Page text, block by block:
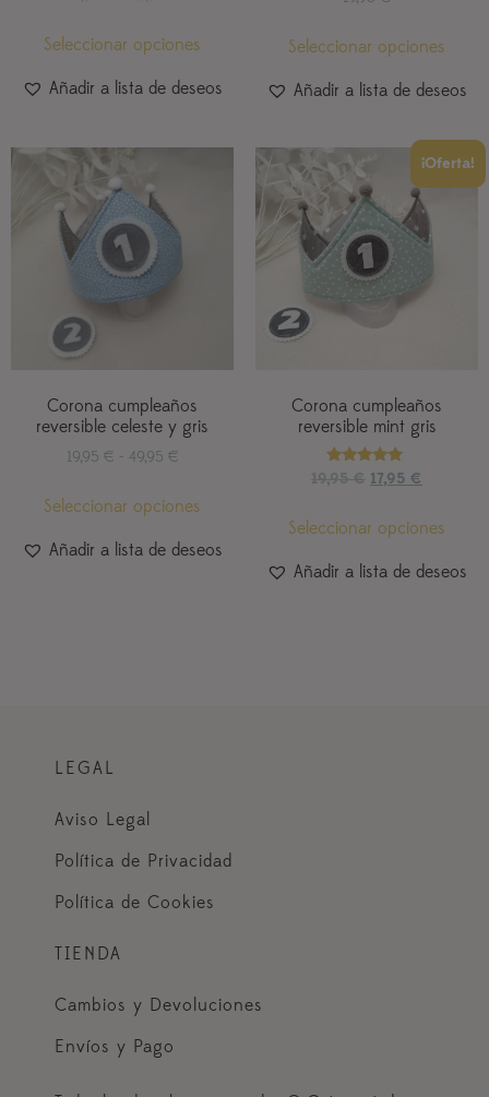
Seleccionar opciones
Añadir a lista de deseos
con
Seleccionar opciones
Añadir a lista de deseos
Corona cumpleaños
reversible celeste y gris
19,95 € - 49,95 €
Seleccionar opciones
Añadir a lista de deseos
¡Oferta!
Corona cumpleaños
reversible mint gris
Valorado
con
19,95€ 17,95 €
Seleccionar opciones
Añadir a lista de deseos
LEGAL
Aviso Legal
Política de Privacidad
Política de Cookies
TIENDA
Cambios y Devoluciones
Envíos y Pago